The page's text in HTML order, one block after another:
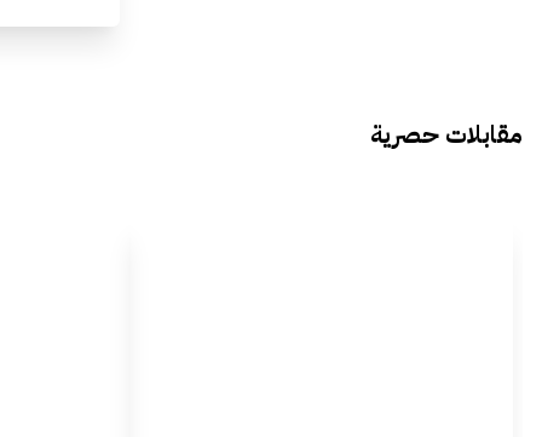
مقابلات حصرية